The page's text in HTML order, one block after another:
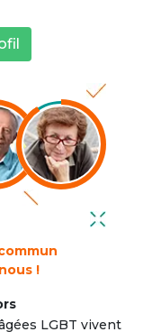
!
LGBT vivent